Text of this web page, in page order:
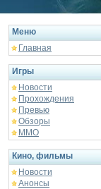
Меню
Главная
Игры
Новости
Прохождения
Превью
Обзоры
ММО
Кино, фильмы
Новости
Анонсы